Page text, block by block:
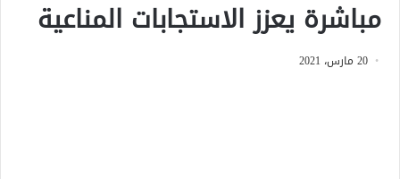
مباشرة يعزز الاستجابات المناعية
20 مارس، 2021